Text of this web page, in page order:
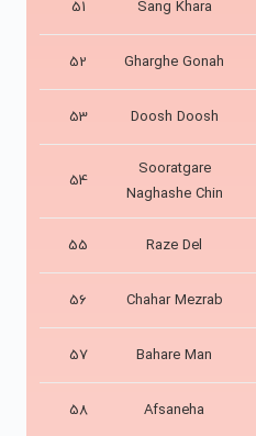
51 Sang Khara
52 Gharghe Gonah
53 Doosh Doosh
54
Sooratgare
Naghashe Chin
55 Raze Del
56 Chahar Mezrab
57 Bahare Man
58 Afsaneha